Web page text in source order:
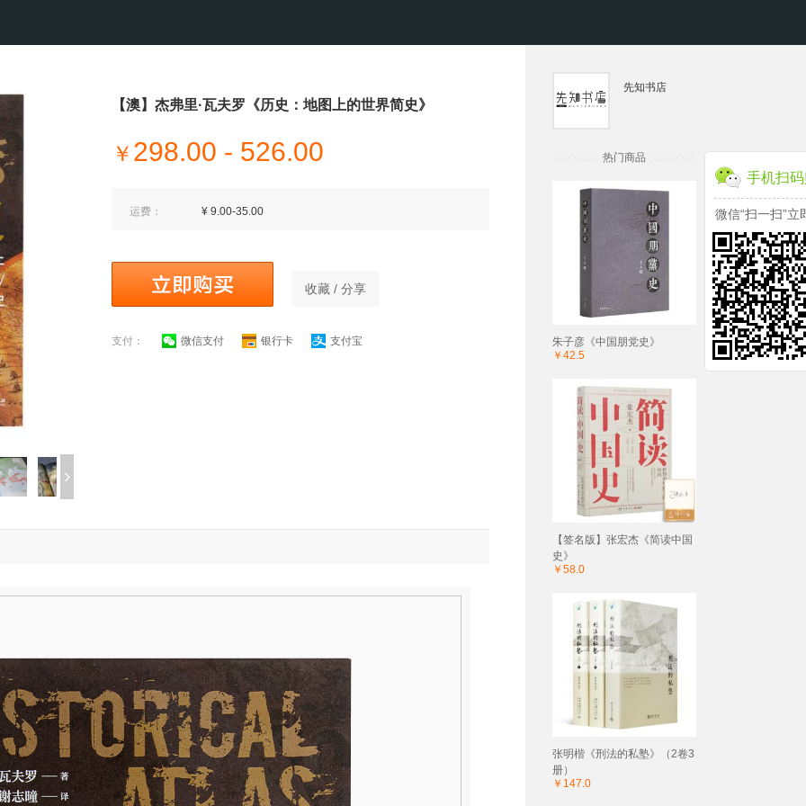
【澳】杰弗里·瓦夫罗《历史：地图上的世界简史》
￥ 298.00 - 526.00
运费： ¥ 9.00-35.00
收藏 / 分享
支付： 微信支付 银行卡 支付宝
先知书店
热门商品
朱子彦《中国朋党史》
￥42.5
【签名版】张宏杰《简读中国
史》
￥58.0
张明楷《刑法的私塾》（2卷3
册）
￥147.0
手机扫
微信“扫一扫”立